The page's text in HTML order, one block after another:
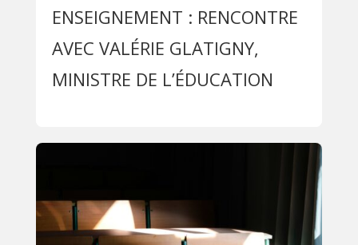
ENSEIGNEMENT : RENCONTRE
AVEC VALÉRIE GLATIGNY,
MINISTRE DE L’ÉDUCATION